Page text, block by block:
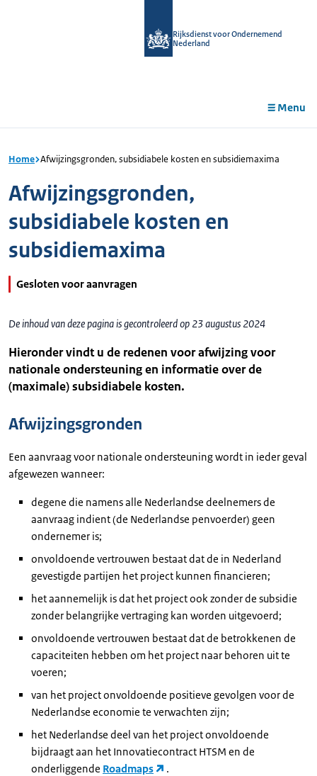
Rijksdienst voor Ondernemend
Nederland
Menu
Home Afwijzingsgronden, subsidiabele kosten en subsidiemaxima
Afwijzingsgronden,
subsidiabele kosten en
subsidiemaxima
Gesloten voor aanvragen
De inhoud van deze pagina is gecontroleerd op 23 augustus 2024
Hieronder vindt u de redenen voor afwijzing voor
nationale ondersteuning en informatie over de
(maximale) subsidiabele kosten.
Afwijzingsgronden
Een aanvraag voor nationale ondersteuning wordt in ieder geval
afgewezen wanneer:
degene die namens alle Nederlandse deelnemers de
aanvraag indient (de Nederlandse penvoerder) geen
ondernemer is;
onvoldoende vertrouwen bestaat dat de in Nederland
gevestigde partijen het project kunnen financieren;
het aannemelijk is dat het project ook zonder de subsidie
zonder belangrijke vertraging kan worden uitgevoerd;
onvoldoende vertrouwen bestaat dat de betrokkenen de
capaciteiten hebben om het project naar behoren uit te
voeren;
van het project onvoldoende positieve gevolgen voor de
Nederlandse economie te verwachten zijn;
het Nederlandse deel van het project onvoldoende
bijdraagt aan het Innovatiecontract HTSM en de
onderliggende Roadmaps .